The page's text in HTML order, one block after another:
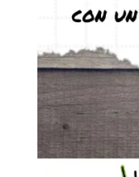
656 582 507
Tres Cantos (Madrid)